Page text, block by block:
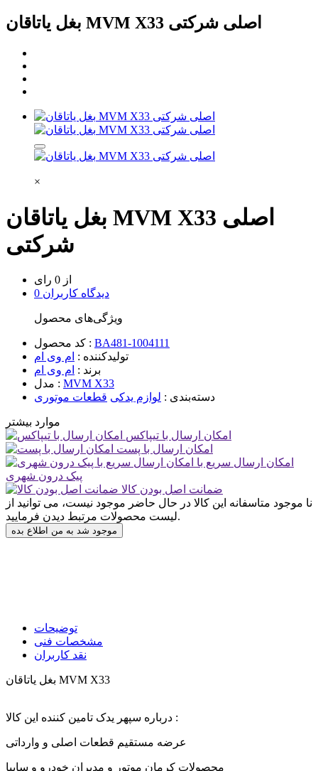
بغل یاتاقان MVM X33 اصلی شرکتی
×
بغل یاتاقان MVM X33 اصلی
شرکتی
از 0 رای
0 دیدگاه کاربران
ویژگی‌های محصول
کد محصول : BA481-1004111
تولیدکننده : ام وی ام
برند : ام وی ام
مدل : MVM X33
دسته‌بندی : لوازم یدکی قطعات موتوری
موارد بیشتر
امکان ارسال با تیپاکس
امکان ارسال با پست
امکان ارسال سریع با
پیک درون شهری
ضمانت اصل بودن کالا
نا موجود متاسفانه این کالا در حال حاضر موجود نیست، می توانید از
لیست محصولات مرتبط دیدن فرمایید.
موجود شد به من اطلاع بده
توضیحات
مشخصات فنی
نقد کاربران
بغل یاتاقان MVM X33
درباره سپهر یدک تامین کننده این کالا :
عرضه مستقیم قطعات اصلی و وارداتی
محصولات کرمان موتور و مدیران خودرو و سایپا